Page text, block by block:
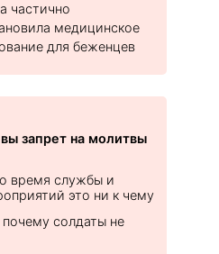
частично
медицинское
для беженцев
запрет на молитвы
время службы и
это ни к чему
солдаты не